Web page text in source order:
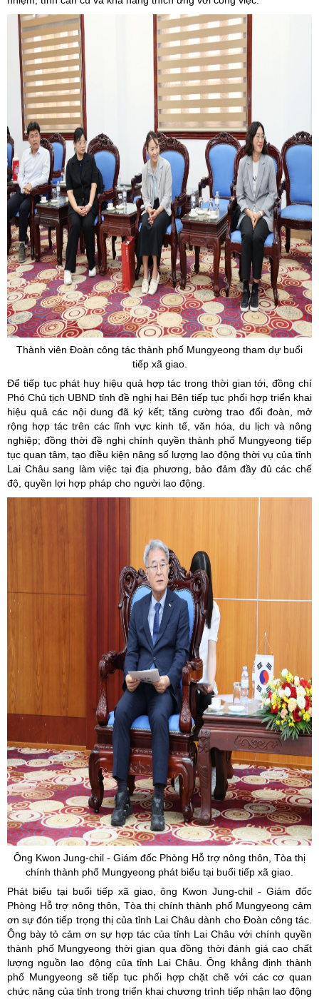
Thành viên Đoàn công tác thành phố Mungyeong tham dự buổi
tiếp xã giao.
Để tiếp tục phát huy hiệu quả hợp tác trong thời gian tới, đồng chí
Phó Chủ tịch UBND tỉnh đề nghị hai Bên tiếp tục phối hợp triển khai
hiệu quả các nội dung đã ký kết; tăng cường trao đổi đoàn, mở
rộng hợp tác trên các lĩnh vực kinh tế, văn hóa, du lịch và nông
nghiệp; đồng thời đề nghị chính quyền thành phố Mungyeong tiếp
tục quan tâm, tạo điều kiện nâng số lượng lao động thời vụ của tỉnh
Lai Châu sang làm việc tại địa phương, bảo đảm đầy đủ các chế
độ, quyền lợi hợp pháp cho người lao động.
Ông Kwon Jung-chil - Giám đốc Phòng Hỗ trợ nông thôn, Tòa thị
chính thành phố Mungyeong phát biểu tại buổi tiếp xã giao.
Phát biểu tại buổi tiếp xã giao, ông Kwon Jung-chil - Giám đốc
Phòng Hỗ trợ nông thôn, Tòa thị chính thành phố Mungyeong cảm
ơn sự đón tiếp trọng thị của tỉnh Lai Châu dành cho Đoàn công tác.
Ông bày tỏ cảm ơn sự hợp tác của tỉnh Lai Châu với chính quyền
thành phố Mungyeong thời gian qua đồng thời đánh giá cao chất
lượng nguồn lao động của tỉnh Lai Châu. Ông khẳng định thành
phố Mungyeong sẽ tiếp tục phối hợp chặt chẽ với các cơ quan
chức năng của tỉnh trong triển khai chương trình tiếp nhận lao động